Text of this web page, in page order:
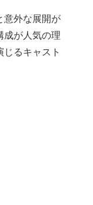
意外な展開が
成が人気の理
るキャスト